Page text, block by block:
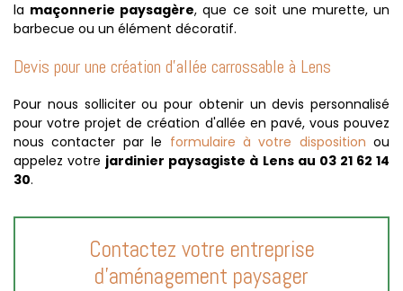
la maçonnerie paysagère, que ce soit une murette, un
barbecue ou un élément décoratif.
Devis pour une création d'allée carrossable à Lens
Pour nous solliciter ou pour obtenir un devis personnalisé
pour votre projet de création d'allée en pavé, vous pouvez
nous contacter par le formulaire à votre disposition ou
appelez votre jardinier paysagiste à Lens au 03 21 62 14
30.
Contactez votre entreprise
d'aménagement paysager